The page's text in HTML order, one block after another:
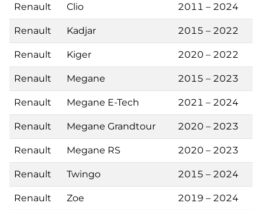
Renault Clio 2011 – 2024
Renault Kadjar 2015 – 2022
Renault Kiger 2020 – 2022
Renault Megane 2015 – 2023
Renault Megane E-Tech 2021 – 2024
Renault Megane Grandtour 2020 – 2023
Renault Megane RS 2020 – 2023
Renault Twingo 2015 – 2024
Renault Zoe 2019 – 2024